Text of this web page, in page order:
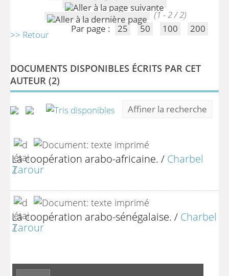
(1 - 2 / 2)
Par page :
25 50 100 200
>> Retour
DOCUMENTS DISPONIBLES ÉCRITS PAR CET
AUTEUR (2)
Affiner la recherche
La coopération arabo-africaine. / Charbel
Zarour
La coopération arabo-sénégalaise. / Charbel
Zarour